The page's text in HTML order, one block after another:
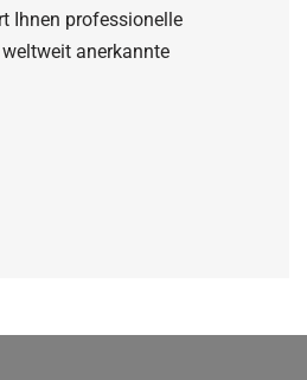
Ihnen professionelle
anerkannte